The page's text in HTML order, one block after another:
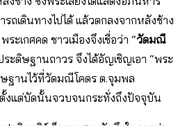
ถเดินทางไปได้ แล้วตกลงจากหลังช้าง
ะเกศคด ชาวเมืองจึงเชื่อว่า “วัดมณี
ะดิษฐานถาวร จึงได้อัญเชิญเอา “พระ
ษฐานไว้ที่วัดมณีโคตร ต.จุมพล
งแต่บัดนั้นจวบจนกระทั่งถึงปัจจุบัน